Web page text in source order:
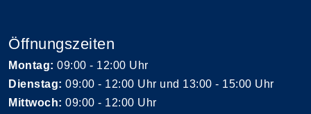
Öffnungszeiten
Montag: 09:00 - 12:00 Uhr
Dienstag: 09:00 - 12:00 Uhr und 13:00 - 15:00 Uhr
Mittwoch: 09:00 - 12:00 Uhr